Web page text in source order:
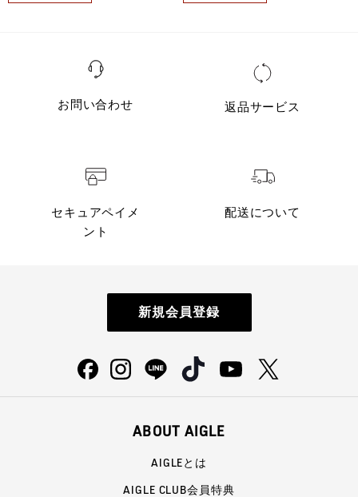
お問い合わせ 返品サービス
セキュアペイメ
ント
配送について
新規会員登録
ABOUT AIGLE
AIGLEとは
AIGLE CLUB会員特典